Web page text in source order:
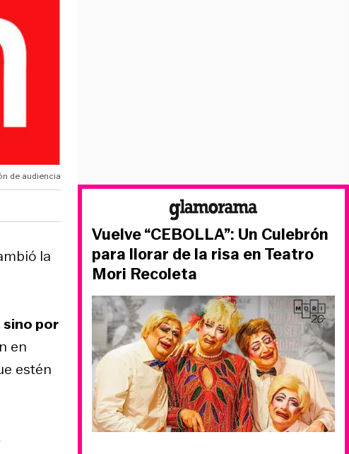
de audiencia
la
sino por
en
estén
Vuelve “CEBOLLA”: Un Culebrón
para llorar de la risa en Teatro
Mori Recoleta